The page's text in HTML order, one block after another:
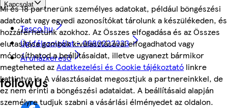
Mi és 18 partnerünk személyes adatokat, például böngészési
adatokat vagy egyedi azonosítókat tárolunk a készülékeden, és
hozzáférhetünk azokhoz. Az Összes elfogadása és az Összes
elutasítása gombok kiválasztásával elfogadhatod vagy
módosíthatod a beállításaidat, illetve ugyanezt bármikor
megteheted azAdatkezelési és Cookie tájékoztató linkre
kattintva is. A választásaidat megosztjuk a partnereinkkel, de
ez nem érinti a böngészési adataidat. A beállításaid alapján
személyre tudjuk szabni a vásárlási élményedet az oldalon.
Kapcsolat
Tesco.hu
Ügyfélszolgálat - 0680222333
Áruházkereső
followUs